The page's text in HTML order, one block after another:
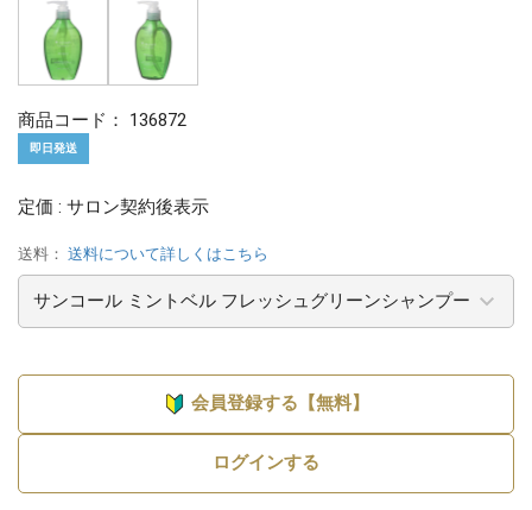
商品コード： 136872
即日発送
定価 : サロン契約後表示
送料： 送料について詳しくはこちら
会員登録する【無料】
ログインする